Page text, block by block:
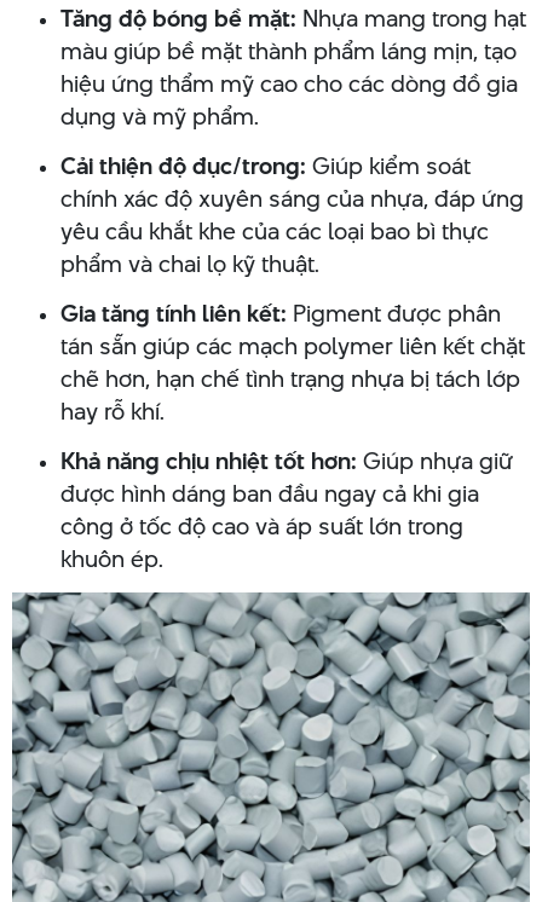
Tăng độ bóng bề mặt: Nhựa mang trong hạt
màu giúp bề mặt thành phẩm láng mịn, tạo
hiệu ứng thẩm mỹ cao cho các dòng đồ gia
dụng và mỹ phẩm.
Cải thiện độ đục/trong: Giúp kiểm soát
chính xác độ xuyên sáng của nhựa, đáp ứng
yêu cầu khắt khe của các loại bao bì thực
phẩm và chai lọ kỹ thuật.
Gia tăng tính liên kết: Pigment được phân
tán sẵn giúp các mạch polymer liên kết chặt
chẽ hơn, hạn chế tình trạng nhựa bị tách lớp
hay rỗ khí.
Khả năng chịu nhiệt tốt hơn: Giúp nhựa giữ
được hình dáng ban đầu ngay cả khi gia
công ở tốc độ cao và áp suất lớn trong
khuôn ép.